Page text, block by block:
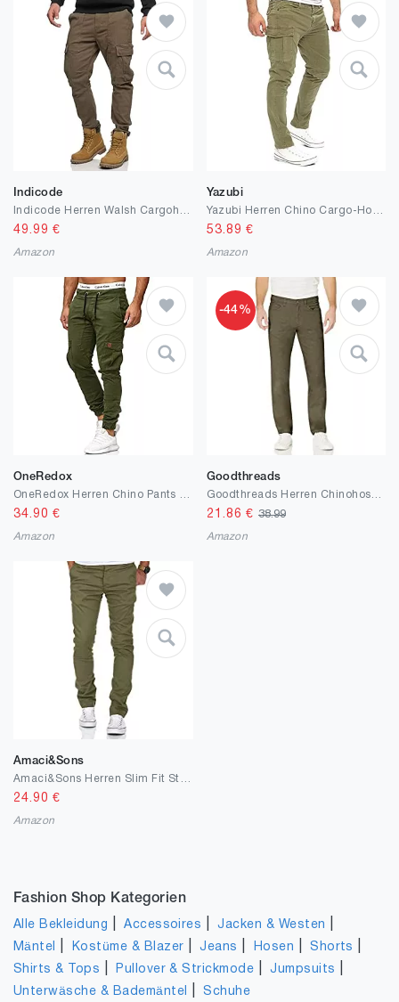
Indicode
49.99 €
Amazon
Yazubi
53.89 €
Amazon
OneRedox
34.90 €
Amazon
-44%
Goodthreads
21.86 € 38.99
Amazon
Amaci&Sons
24.90 €
Amazon
Fashion Shop Kategorien
Alle Bekleidung |Accessoires |Jacken & Westen
Mäntel Kostüme & Blazer |Jeans Hosen |Shorts
Shirts & Tops Pullover & Strickmode |Jumpsuits
Unterwäsche & Bademäntel |Schuhe